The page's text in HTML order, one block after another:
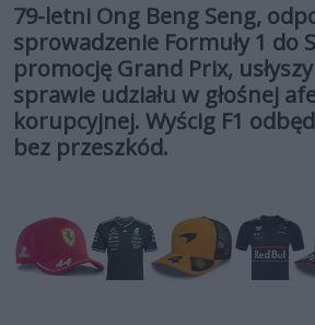
79-letni Ong Beng Seng,
sprowadzenie Formuły 1 do
promocję Grand Prix,
sprawie udziału w głośnej
korupcyjnej. Wyścig F1
bez przeszkód.